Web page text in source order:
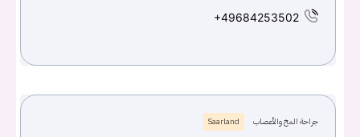
+49684253502
جراحة المخ والأعصاب Saarland